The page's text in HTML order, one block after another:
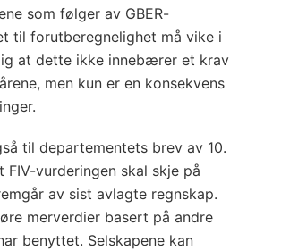
som følger av GBER-
til forutberegnelighet må vike i
at dette ikke innebærer et krav
men kun er en konsekvens
til departementets brev av 10.
FIV-vurderingen skal skje på
av sist avlagte regnskap.
merverdier basert på andre
benyttet. Selskapene kan